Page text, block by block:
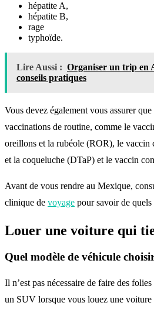
hépatite A,
hépatite B,
rage
typhoïde.
Lire Aussi : Organiser un trip en
conseils pratiques
Vous devez également vous assurer
vaccinations de routine, comme le
oreillons et la rubéole (ROR), le vaccin
et la coqueluche (DTaP) et le vaccin
Avant de vous rendre au Mexique,
clinique de voyage pour savoir de
Louer une voiture qui
Quel modèle de véhicule
Il n’est pas nécessaire de faire des
un SUV lorsque vous louez une